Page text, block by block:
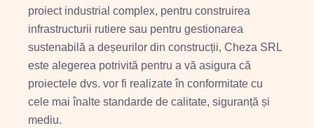
proiect industrial complex, pentru construirea
infrastructurii rutiere sau pentru gestionarea
sustenabilă a deșeurilor din construcții, Cheza SRL
este alegerea potrivită pentru a vă asigura că
proiectele dvs. vor fi realizate în conformitate cu
cele mai înalte standarde de calitate, siguranță și
mediu.